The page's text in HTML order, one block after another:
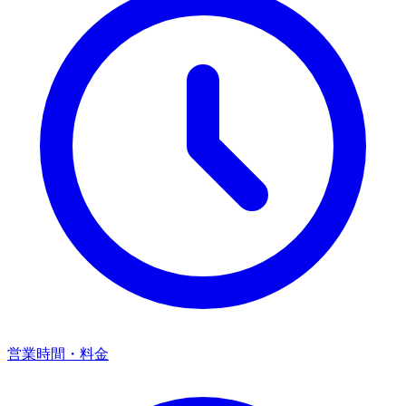
営業時間・料金